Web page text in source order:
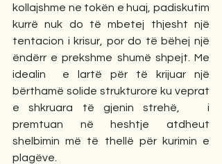
kollajshme ne tokën e huaj, padiskutim
kurrë nuk do të mbetej thjesht një
tentacion i krisur, por do të bëhej një
ëndërr e prekshme shumë shpejt. Me
idealin  e lartë për të krijuar një
bërthamë solide strukturore ku veprat
e shkruara të gjenin strehë,   i
premtuan në heshtje atdheut
shelbimin më të thellë për kurimin e
plagëve.